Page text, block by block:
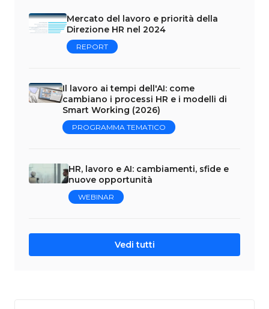
Mercato del lavoro e priorità della
Direzione HR nel 2024
REPORT
Il lavoro ai tempi dell'AI: come
cambiano i processi HR e i modelli di
Smart Working (2026)
PROGRAMMA TEMATICO
HR, lavoro e AI: cambiamenti, sfide e
nuove opportunità
WEBINAR
Vedi tutti